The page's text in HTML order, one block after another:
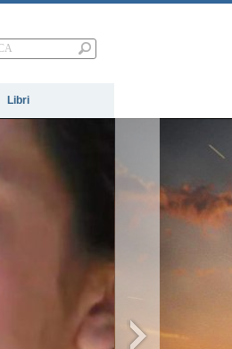
Libri